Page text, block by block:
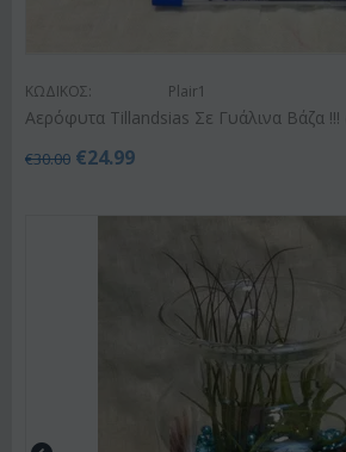
ΚΩΔΙΚΟΣ: Plair1
Αερόφυτα Tillandsias Σε Γυάλινα Βάζα
€30.00 €24.99